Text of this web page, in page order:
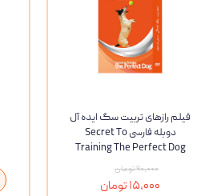
فیلم رازهای تربیت سگ ایده آل
دوبله فارسی Secret To
Training The Perfect Dog
۹۰,۰۰۰ تومان
۱۵,۰۰۰ تومان